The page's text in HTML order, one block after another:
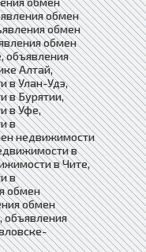
обмен
обмен
обмен
объявления
Алтай,
в Улан-Удэ,
в Бурятии,
в Уфе,
в
недвижимости
в
в Чите,
в
обмен
обмен